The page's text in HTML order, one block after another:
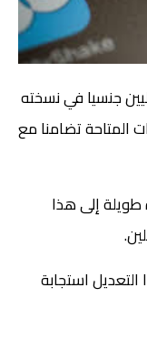
جنسيا في نسخته
المتاحة تضامنا مع
إلى هذا
التعديل استجابة